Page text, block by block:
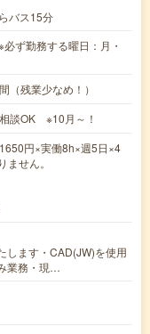
バス15分
ず勤務する曜日：月・
（残業少なめ！）
談OK ※10月～！
円×実働8h×週5日×4
せん。
します・CAD(JW)を使用
業務・現…